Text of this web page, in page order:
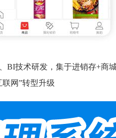
BI技术研发，集于进销存+商
网”转型升级